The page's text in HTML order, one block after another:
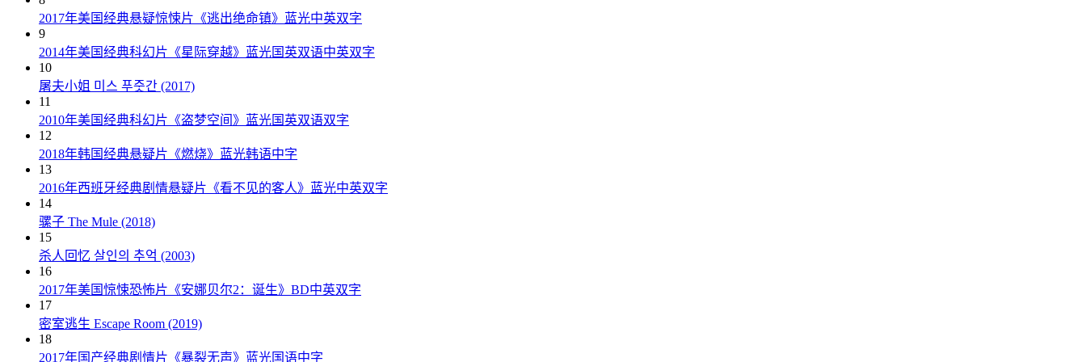
2017年美国经典悬疑惊悚片《逃出绝命镇》蓝光中英双字
9
2014年美国经典科幻片《星际穿越》蓝光国英双语中英双字
10
屠夫小姐 미스 푸줏간 (2017)
11
2010年美国经典科幻片《盗梦空间》蓝光国英双语双字
12
2018年韩国经典悬疑片《燃烧》蓝光韩语中字
13
2016年西班牙经典剧情悬疑片《看不见的客人》蓝光中英双字
14
骡子 The Mule (2018)
15
杀人回忆 살인의 추억 (2003)
16
2017年美国惊悚恐怖片《安娜贝尔2：诞生》BD中英双字
17
密室逃生 Escape Room (2019)
18
2017年国产经典剧情片《暴裂无声》蓝光国语中字